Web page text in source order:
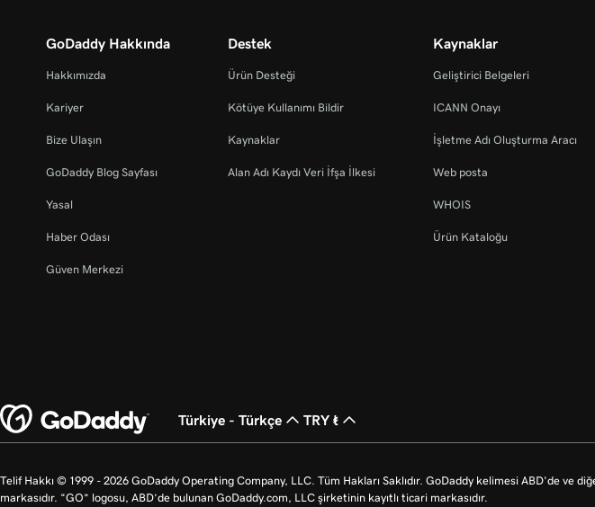
GoDaddy Hakkında
Hakkımızda
Kariyer
Bize Ulaşın
GoDaddy Blog Sayfası
Yasal
Haber Odası
Güven Merkezi
Destek
Ürün Desteği
Kötüye Kullanımı Bildir
Kaynaklar
Alan Adı Kaydı Veri İfşa İlkesi
Kaynaklar
Geliştirici Belgeleri
ICANN Onayı
İşletme Adı Oluşturma Aracı
Web posta
WHOIS
Ürün Kataloğu
Türkiye - Türkçe TRY ₺
Telif Hakkı © 1999 - 2026 GoDaddy Operating Company, LLC. Tüm Hakları Saklıdır. GoDaddy kelimesi ABD'de ve
markasıdır. “GO” logosu, ABD’de bulunan GoDaddy.com, LLC şirketinin kayıtlı ticari markasıdır.